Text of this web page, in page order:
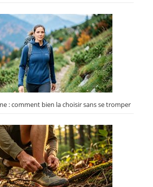
: comment bien la choisir sans se tromper